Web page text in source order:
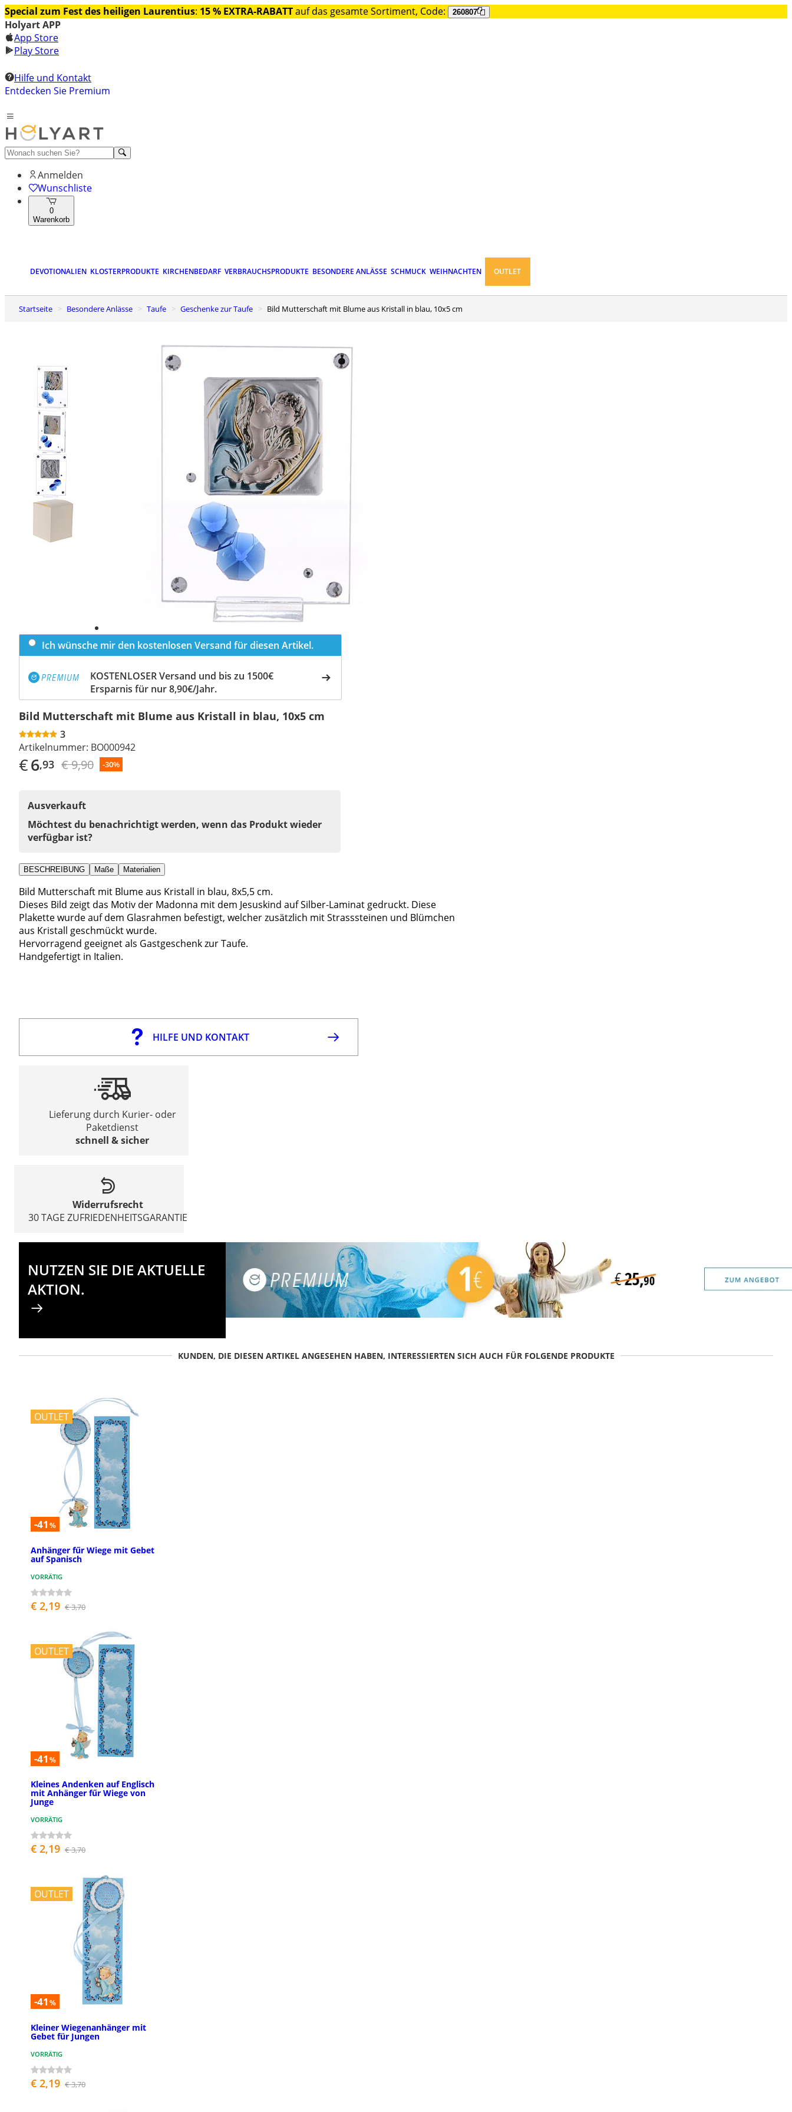
Special zum Fest des heiligen Laurentius: 15 % EXTRA-RABATTauf das gesamte Sortiment, Code: 260807
Holyart APP
App Store
Play Store
Hilfe und Kontakt
Entdecken Sie Premium
Anmelden
Wunschliste
0
Warenkorb
DEVOTIONALIEN KLOSTERPRODUKTE KIRCHENBEDARF VERBRAUCHSPRODUKTE BESONDERE ANLÄSSE SCHMUCK WEIHNACHTEN OUTLET
Startseite Besondere Anlässe Taufe Geschenke zur Taufe Bild Mutterschaft mit Blume aus Kristall in blau, 10x5 cm
Ich wünsche mir den kostenlosen Versand für diesen Artikel.
KOSTENLOSER Versand und bis zu 1500€
Ersparnis für nur 8,90€/Jahr.
Bild Mutterschaft mit Blume aus Kristall in blau, 10x5 cm
3
Artikelnummer: BO000942
€6,93 € 9,90 -30%
Ausverkauft
Möchtest du benachrichtigt werden, wenn das Produkt wieder
verfügbar ist?
BESCHREIBUNG Maße Materialien
Bild Mutterschaft mit Blume aus Kristall in blau, 8x5,5 cm.
Dieses Bild zeigt das Motiv der Madonna mit dem Jesuskind auf Silber-Laminat gedruckt. Diese
Plakette wurde auf dem Glasrahmen befestigt, welcher zusätzlich mit Strasssteinen und Blümchen
aus Kristall geschmückt wurde.
Hervorragend geeignet als Gastgeschenk zur Taufe.
Handgefertigt in Italien.
HILFE UND KONTAKT
Lieferung durch Kurier- oder
Paketdienst
schnell & sicher
Widerrufsrecht
30 TAGE ZUFRIEDENHEITSGARANTIE
NUTZEN SIE DIE AKTUELLE
AKTION.
KUNDEN, DIE DIESEN ARTIKEL ANGESEHEN HABEN, INTERESSIERTEN SICH AUCH FÜR FOLGENDE PRODUKTE
OUTLET
-41 %
Anhänger fűr Wiege mit Gebet
auf Spanisch
VORRÄTIG
€ 2,19 € 3,70
OUTLET
-41 %
Kleines Andenken auf Englisch
mit Anhänger fűr Wiege von
Junge
VORRÄTIG
€ 2,19 € 3,70
OUTLET
-41 %
Kleiner Wiegenanhänger mit
Gebet für Jungen
VORRÄTIG
€ 2,19 € 3,70